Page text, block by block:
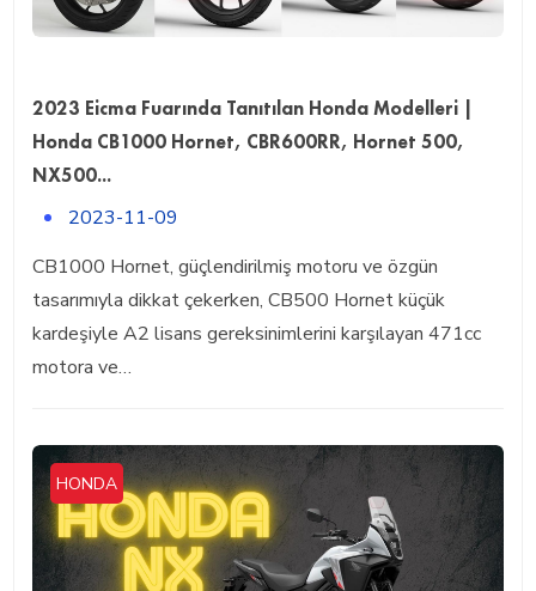
2023 Eicma Fuarında Tanıtılan Honda Modelleri |
Honda CB1000 Hornet, CBR600RR, Hornet 500,
NX500...
2023-11-09
CB1000 Hornet, güçlendirilmiş motoru ve özgün
tasarımıyla dikkat çekerken, CB500 Hornet küçük
kardeşiyle A2 lisans gereksinimlerini karşılayan 471cc
motora ve…
HONDA